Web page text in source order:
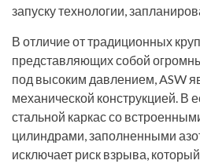
запуску технологии,
В отличие от традиционных
представляющих собой
под высоким давлением, ASW
механической конструкцией. В
стальной каркас со
цилиндрами, заполненными
исключает риск взрыва,